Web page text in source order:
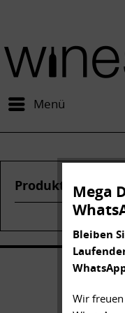
Menü
Produkte von
Mega
Bleiben
Wir